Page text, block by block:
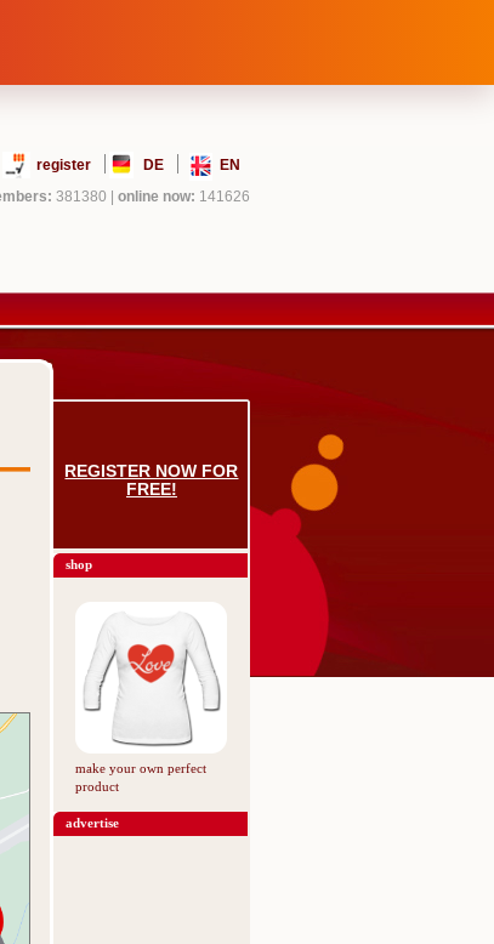
register DE
EN
381380 online now: 141626
REGISTER NOW FOR
FREE!
shop
make your own perfect
product
advertise